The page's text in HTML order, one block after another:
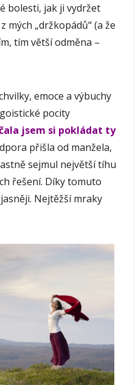
bolesti, jak ji vydržet
mých „držkopádů“ (a že
tím větší odměna –
emoce a výbuchy
pocity
jsem si pokládat ty
přišla od manžela,
sejmul největší tíhu
řešení. Díky tomuto
Nejtěžší mraky